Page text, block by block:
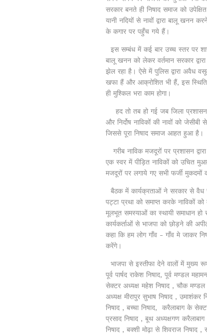
सरकार बनते ही निषाद समाज को
यानी नदियों से नावों द्वारा बालू खनन
के कगार पर पहुँच गये हैं।
इस सम्बंध में कई बार उच्च स्तर पर
बालू खनन को लेकर वर्तमान सरकार
झेल रहा है। ऐसे में पुलिस द्वारा अवैध
खफा हैं और आक्रोशित भी हैं, इस स्थिति
ही मुश्किल भरा काम होगा।
हद तो तब हो गई जब जिला प्रशासन
और निर्दोष नाविकों की नावों को
जिससे पूरा निषाद समाज आहत हुआ है।
गरीब नाविक मजदूरों पर प्रशासन
एक स्वर में पीड़ित नाविकों को उचित
मजदूरों पर लगाये गए सभी फर्जी मुकदमों
बैठक में कार्यक्रताओं ने सरकार से
पट्टा प्रथा को समाप्त करके नाविकों
मूलभूत समस्याओं का स्थायी समाधान हो
कार्यकर्ताओं से भाजपा को छोड़ने की
कहा कि हम लोग गाँव - गाँव मे जाकर
करेंगे।
भाजपा से इस्तीफा देने वालों में मुख्य रूप
पूर्व पार्षद राकेश निषाद, पूर्व मण्डल
सेक्टर अध्यक्ष महेश निषाद , चौक मण्डल
अध्यक्ष मीरापुर सुभाष निषाद , उमाशंकर
निषाद , बच्चा निषाद, करैलाबाग के
प्रसाद निषाद , बूथ अध्यक्षगण
निषाद , बक्शी मोढ़ा से शिवराज निषाद ,